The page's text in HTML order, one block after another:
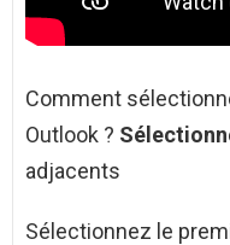
Comment
Outlook ?
adjacents
Sélectionnez le